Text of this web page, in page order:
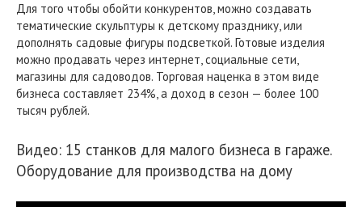
Для того чтобы обойти конкурентов, можно создавать
тематические скульптуры к детскому празднику, или
дополнять садовые фигуры подсветкой. Готовые изделия
можно продавать через интернет, социальные сети,
магазины для садоводов. Торговая наценка в этом виде
бизнеса составляет 234%, а доход в сезон — более 100
тысяч рублей.
Видео: 15 станков для малого бизнеса в гараже.
Оборудование для производства на дому